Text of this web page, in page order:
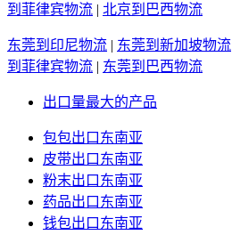
到菲律宾物流 | 北京到巴西物流
东莞到印尼物流 | 东莞到新加坡物流
到菲律宾物流 | 东莞到巴西物流
出口量最大的产品
包包出口东南亚
皮带出口东南亚
粉末出口东南亚
药品出口东南亚
钱包出口东南亚